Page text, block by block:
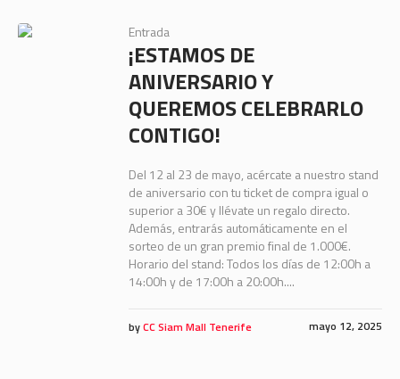
Entrada
¡ESTAMOS DE
ANIVERSARIO Y
QUEREMOS CELEBRARLO
CONTIGO!
Del 12 al 23 de mayo, acércate a nuestro stand
de aniversario con tu ticket de compra igual o
superior a 30€ y llévate un regalo directo.
Además, entrarás automáticamente en el
sorteo de un gran premio final de 1.000€.
Horario del stand: Todos los días de 12:00h a
14:00h y de 17:00h a 20:00h....
mayo 12, 2025
byCC Siam Mall Tenerife